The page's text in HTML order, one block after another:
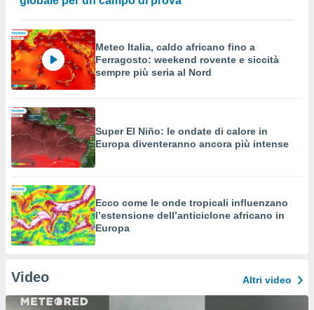
Meteo Italia, caldo africano fino a
Ferragosto: weekend rovente e siccità
sempre più seria al Nord
Super El Niño: le ondate di calore in
Europa diventeranno ancora più intense
Ecco come le onde tropicali influenzano
l’estensione dell’anticiclone africano in
Europa
Video Altri video